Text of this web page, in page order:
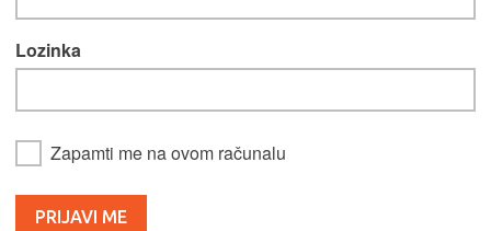
Lozinka
Zapamti me na ovom računalu